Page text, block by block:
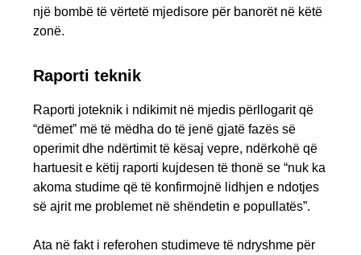
një bombë të vërtetë mjedisore për banorët në këtë
zonë.
Raporti teknik
Raporti joteknik i ndikimit në mjedis përllogarit që
“dëmet” më të mëdha do të jenë gjatë fazës së
operimit dhe ndërtimit të kësaj vepre, ndërkohë që
hartuesit e këtij raporti kujdesen të thonë se “nuk ka
akoma studime që të konfirmojnë lidhjen e ndotjes
së ajrit me problemet në shëndetin e popullatës”.
Ata në fakt i referohen studimeve të ndryshme për